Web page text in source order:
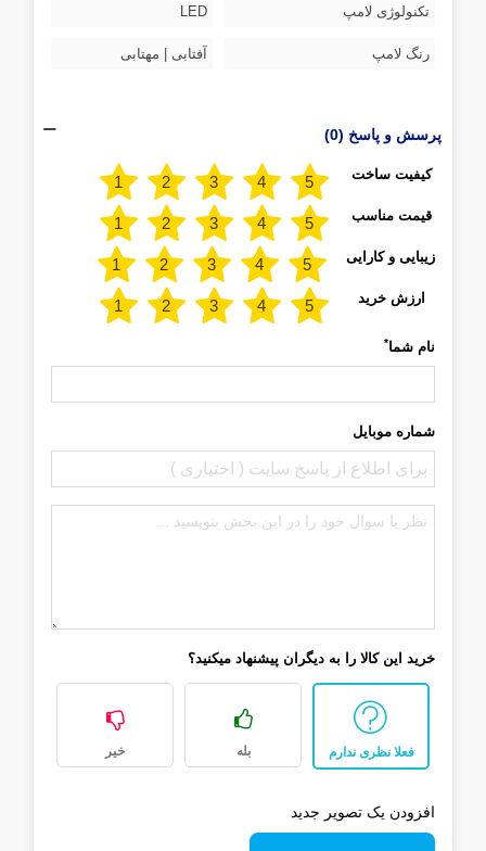
تکنولوژی لامپ LED
رنگ لامپ آفتابی | مهتابی
پرسش و پاسخ (0)
کیفیت ساخت
قیمت مناسب
زیبایی و کارایی
ارزش خرید
نام شما*
شماره موبایل
خرید این کالا را به دیگران پیشنهاد میکنید؟
فعلا نظری ندارم بله خیر
افزودن یک تصویر جدید